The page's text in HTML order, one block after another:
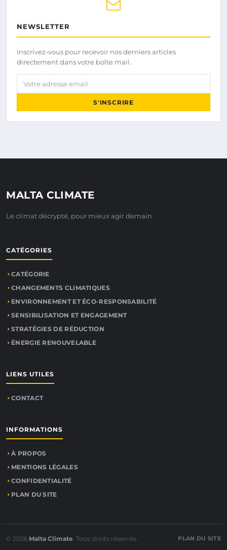
NEWSLETTER
Inscrivez-vous pour recevoir nos derniers articles
directement dans votre boîte mail.
Votre adresse email
S'INSCRIRE
MALTA CLIMATE
Le climat décrypté, pour mieux agir demain
CATÉGORIES
CATÉGORIE
CHANGEMENTS CLIMATIQUES
ENVIRONNEMENT ET ÉCO-RESPONSABILITÉ
SENSIBILISATION ET ENGAGEMENT
STRATÉGIES DE RÉDUCTION
ÉNERGIE RENOUVELABLE
LIENS UTILES
CONTACT
INFORMATIONS
À PROPOS
MENTIONS LÉGALES
CONFIDENTIALITÉ
PLAN DU SITE
© 2026 Malta Climate. Tous droits réservés. PLAN DU SITE